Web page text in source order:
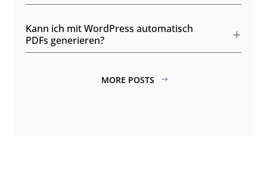
Kann ich mit WordPress automatisch
PDFs generieren?
MORE POSTS